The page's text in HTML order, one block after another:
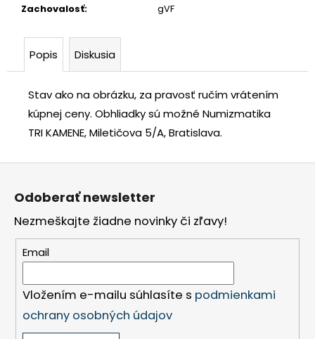
Zachovalosť: gVF
Popis Diskusia
Stav ako na obrázku, za pravosť ručím vrátením
kúpnej ceny. Obhliadky sú možné Numizmatika
TRI KAMENE, Miletičova 5/A, Bratislava.
Z
Odoberať newsletter
Nezmeškajte žiadne novinky či zľavy!
Email
Vložením e-mailu súhlasíte s podmienkami
ochrany osobných údajov